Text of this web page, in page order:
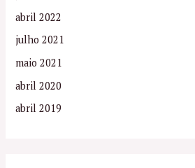
abril 2022
julho 2021
maio 2021
abril 2020
abril 2019